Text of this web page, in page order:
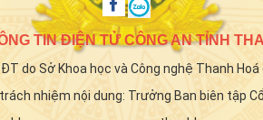
TIN ĐIỆN TỬ CÔNG AN TỈNH
do Sở Khoa học và Công nghệ Thanh
nhiệm nội dung: Trưởng Ban biên tập